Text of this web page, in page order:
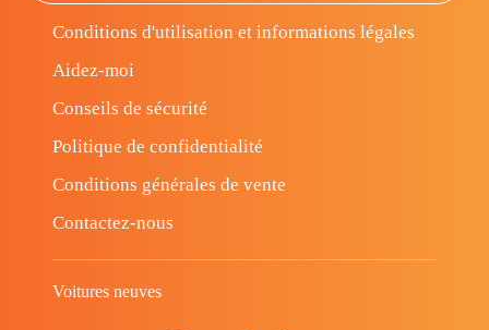
Conditions d'utilisation et informations légales
Aidez-moi
Conseils de sécurité
Politique de confidentialité
Conditions générales de vente
Contactez-nous
Voitures neuves